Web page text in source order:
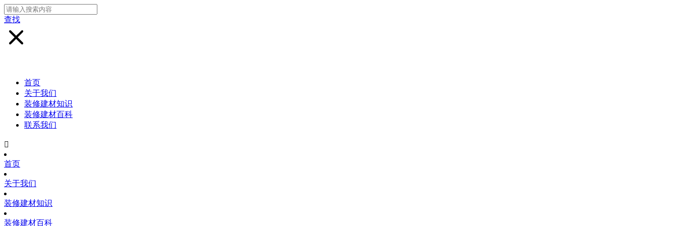
查找
首页
关于我们
装修建材知识
装修建材百科
联系我们

首页
关于我们
装修建材知识
装修建材百科